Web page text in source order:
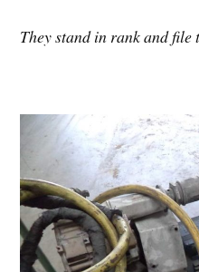
They stand in rank and